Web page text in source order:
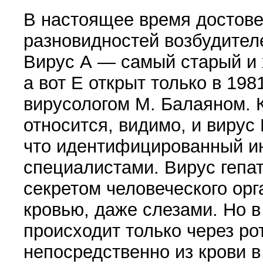
В настоящее время
разновидностей
Вирус А — самый старый и
а вот Е открыт только в
вирусологом М. Балаяном.
относится, видимо, и вирус
что идентифицированный
специалистами. Вирус
секретом человеческого
кровью, даже слезами. Но
происходит только через
непосредственно из крови